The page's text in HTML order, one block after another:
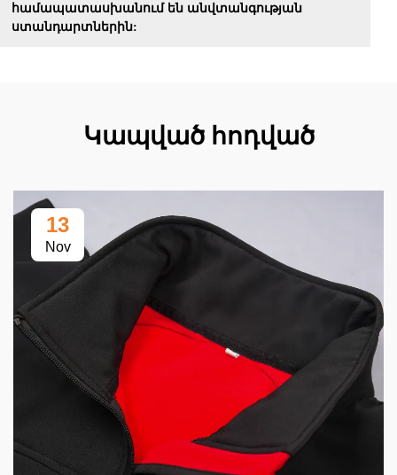
համապատասխանում են անվտանգության
ստանդարտներին:
Կապված հոդված
13
Nov